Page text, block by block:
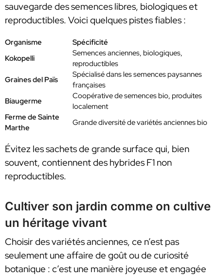
sauvegarde des semences libres, biologiques et
reproductibles. Voici quelques pistes fiables :
Organisme
Spécificité
Kokopelli
Semences anciennes, biologiques,
reproductibles
Graines del Païs
Spécialisé dans les semences paysannes
françaises
Biaugerme
Coopérative de semences bio, produites
localement
Ferme de Sainte
Marthe
Grande diversité de variétés anciennes bio
Évitez les sachets de grande surface qui, bien
souvent, contiennent des hybrides F1 non
reproductibles.
Cultiver son jardin comme on cultive
un héritage vivant
Choisir des variétés anciennes, ce n’est pas
seulement une affaire de goût ou de curiosité
botanique : c’est une manière joyeuse et engagée